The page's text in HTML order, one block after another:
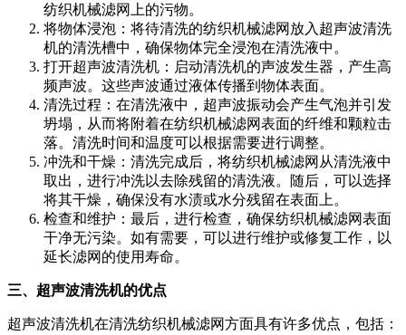
纺织机械滤网上的污物。
将物体浸泡：将待清洗的纺织机械滤网放入超声波清洗
机的清洗槽中，确保物体完全浸泡在清洗液中。
打开超声波清洗机：启动清洗机的声波发生器，产生高
频声波。这些声波通过液体传播到物体表面。
清洗过程：在清洗液中，超声波振动会产生气泡并引发
坍塌，从而将附着在纺织机械滤网表面的纤维和颗粒击
落。清洗时间和温度可以根据需要进行调整。
冲洗和干燥：清洗完成后，将纺织机械滤网从清洗液中
取出，进行冲洗以去除残留的清洗液。随后，可以选择
将其干燥，确保没有水渍或水分残留在表面上。
检查和维护：最后，进行检查，确保纺织机械滤网表面
干净无污染。如有需要，可以进行维护或修复工作，以
延长滤网的使用寿命。
三、超声波清洗机的优点
超声波清洗机在清洗纺织机械滤网方面具有许多优点，包括：